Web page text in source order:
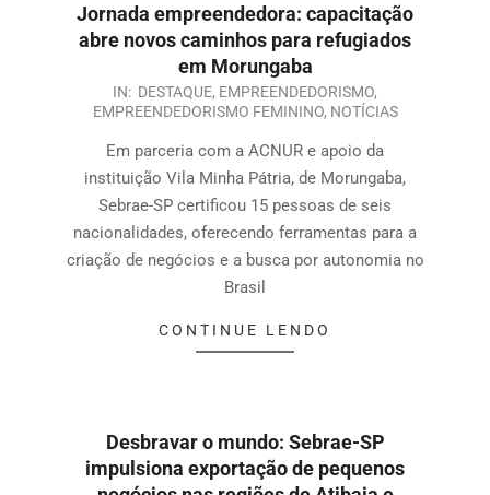
Jornada empreendedora: capacitação
abre novos caminhos para refugiados
em Morungaba
IN: DESTAQUE, EMPREENDEDORISMO,
EMPREENDEDORISMO FEMININO, NOTÍCIAS
Em parceria com a ACNUR e apoio da
instituição Vila Minha Pátria, de Morungaba,
Sebrae-SP certificou 15 pessoas de seis
nacionalidades, oferecendo ferramentas para a
criação de negócios e a busca por autonomia no
Brasil
CONTINUE LENDO
Desbravar o mundo: Sebrae-SP
impulsiona exportação de pequenos